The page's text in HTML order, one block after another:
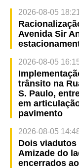
2026-08-05 18:21
Avenida Sir
2026-08-05
trânsito na
S. Paulo,
em
pavimento
2026-08-05
Dois viadutos
Amizade do
encerrados